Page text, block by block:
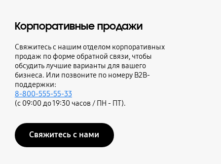
Корпоративные продажи
Свяжитесь с нашим отделом корпоративных
продаж по форме обратной связи, чтобы
обсудить лучшие варианты для вашего
бизнеса. Или позвоните по номеру B2B-
поддержки:
8-800-555-55-33
(с 09:00 до 19:30 часов / ПН - ПТ).
Свяжитесь с нами